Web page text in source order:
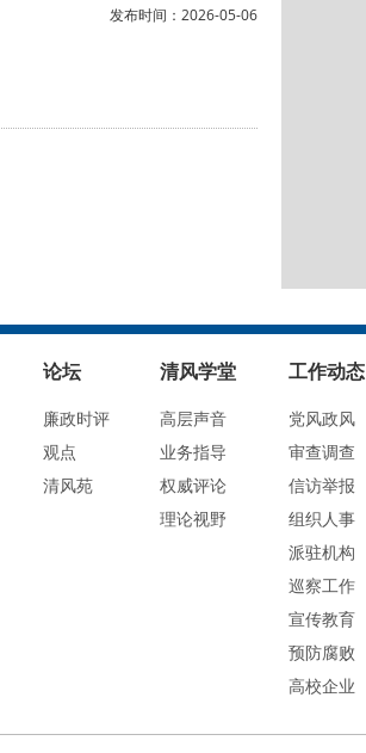
发布时间：2026-05-06
论坛
廉政时评
观点
清风苑
清风学堂
高层声音
业务指导
权威评论
理论视野
工作动态
党风政风
审查调查
信访举报
组织人事
派驻机构
巡察工作
宣传教育
预防腐败
高校企业